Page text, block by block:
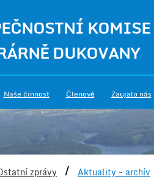
DUKOVANY
Naše činnost Členové Zaujalo nás
zprávy / Aktuality - archív